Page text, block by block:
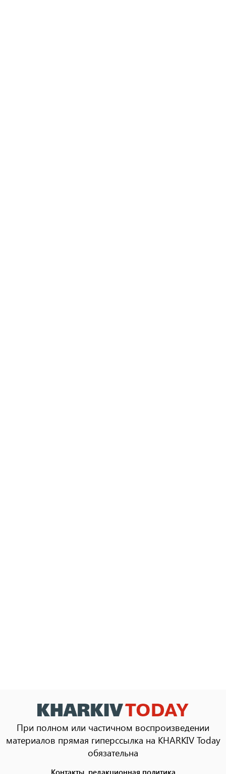
При полном или частичном воспроизведении
материалов прямая гиперссылка на KHARKIV Today
обязательна
Контакты, редакционная политика